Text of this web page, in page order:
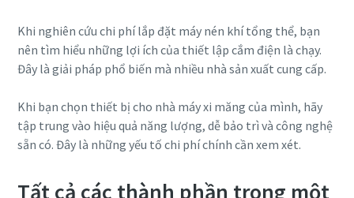
Khi nghiên cứu chi phí lắp đặt máy nén khí tổng thể, bạn
nên tìm hiểu những lợi ích của thiết lập cắm điện là chạy.
Đây là giải pháp phổ biến mà nhiều nhà sản xuất cung cấp.
Khi bạn chọn thiết bị cho nhà máy xi măng của mình, hãy
tập trung vào hiệu quả năng lượng, dễ bảo trì và công nghệ
sẵn có. Đây là những yếu tố chi phí chính cần xem xét.
Tất cả các thành phần trong một